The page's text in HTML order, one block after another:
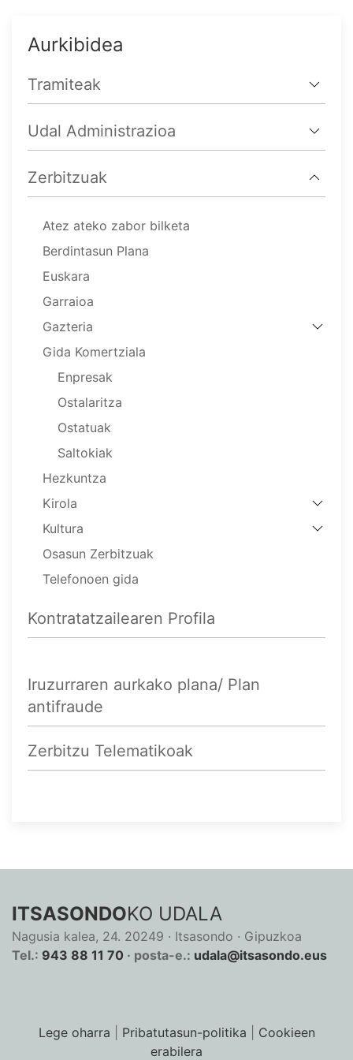
Aurkibidea
Tramiteak
Udal Administrazioa
Zerbitzuak
Atez ateko zabor bilketa
Berdintasun Plana
Euskara
Garraioa
Gazteria
Gida Komertziala
Enpresak
Ostalaritza
Ostatuak
Saltokiak
Hezkuntza
Kirola
Kultura
Osasun Zerbitzuak
Telefonoen gida
Kontratatzailearen Profila
Iruzurraren aurkako plana/ Plan
antifraude
Zerbitzu Telematikoak
ITSASONDOKO UDALA
Nagusia kalea, 24. 20249 · Itsasondo · Gipuzkoa
Tel.: 943 88 11 70 · posta-e.: udala@itsasondo.eus
Lege oharra Pribatutasun-politika
Cookieen
erabilera